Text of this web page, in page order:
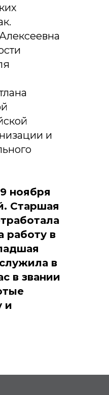
и
ноября
Старшая
работу в
в
в звании
и